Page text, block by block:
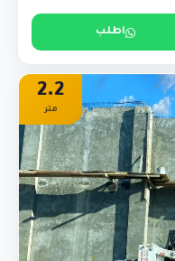
اطلب
2.2
متر